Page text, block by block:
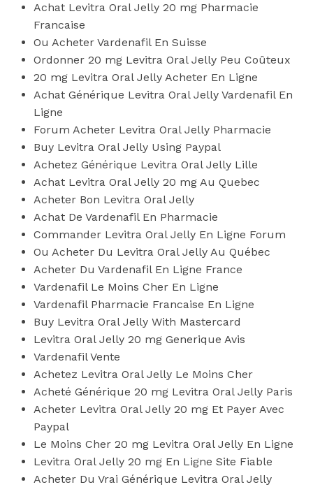
Achat Levitra Oral Jelly 20 mg Pharmacie
Francaise
Ou Acheter Vardenafil En Suisse
Ordonner 20 mg Levitra Oral Jelly Peu Coûteux
20 mg Levitra Oral Jelly Acheter En Ligne
Achat Générique Levitra Oral Jelly Vardenafil En
Ligne
Forum Acheter Levitra Oral Jelly Pharmacie
Buy Levitra Oral Jelly Using Paypal
Achetez Générique Levitra Oral Jelly Lille
Achat Levitra Oral Jelly 20 mg Au Quebec
Acheter Bon Levitra Oral Jelly
Achat De Vardenafil En Pharmacie
Commander Levitra Oral Jelly En Ligne Forum
Ou Acheter Du Levitra Oral Jelly Au Québec
Acheter Du Vardenafil En Ligne France
Vardenafil Le Moins Cher En Ligne
Vardenafil Pharmacie Francaise En Ligne
Buy Levitra Oral Jelly With Mastercard
Levitra Oral Jelly 20 mg Generique Avis
Vardenafil Vente
Achetez Levitra Oral Jelly Le Moins Cher
Acheté Générique 20 mg Levitra Oral Jelly Paris
Acheter Levitra Oral Jelly 20 mg Et Payer Avec
Paypal
Le Moins Cher 20 mg Levitra Oral Jelly En Ligne
Levitra Oral Jelly 20 mg En Ligne Site Fiable
Acheter Du Vrai Générique Levitra Oral Jelly